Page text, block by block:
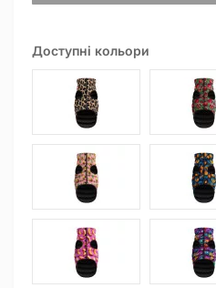
Доступні кольори